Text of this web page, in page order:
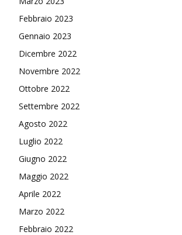
Febbraio 2023
Gennaio 2023
Dicembre 2022
Novembre 2022
Ottobre 2022
Settembre 2022
Agosto 2022
Luglio 2022
Giugno 2022
Maggio 2022
Aprile 2022
Marzo 2022
Febbraio 2022